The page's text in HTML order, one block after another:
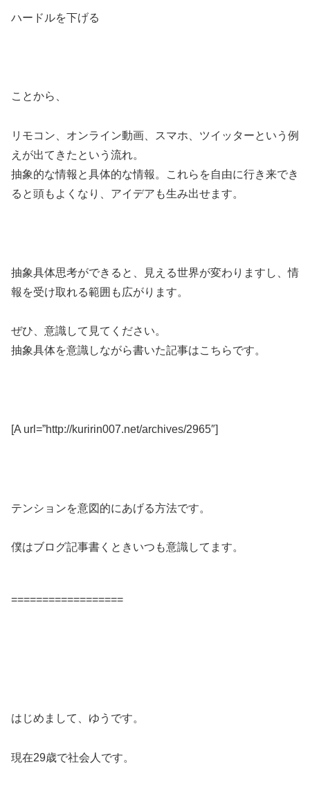
ハードルを下げる
ことから、
リモコン、オンライン動画、スマホ、ツイッターという例
えが出てきたという流れ。
抽象的な情報と具体的な情報。これらを自由に行き来でき
ると頭もよくなり、アイデアも生み出せます。
抽象具体思考ができると、見える世界が変わりますし、情
報を受け取れる範囲も広がります。
ぜひ、意識して見てください。
抽象具体を意識しながら書いた記事はこちらです。
[A url=”http://kuririn007.net/archives/2965″]
テンションを意図的にあげる方法です。
僕はブログ記事書くときいつも意識してます。
==================
はじめまして、ゆうです。
現在29歳で社会人です。